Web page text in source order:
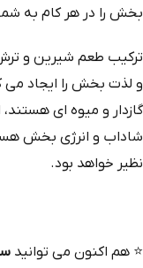
بخش را در هر کام به
ترکیب طعم شیرین و ترش
و لذت‌ بخش را ایجاد می‌
گازدار و میوه‌ ای
شاداب و انرژی‌ بخش
نظیر خواهد بود.
⭐ هم‌ اکنون می‌ توانید